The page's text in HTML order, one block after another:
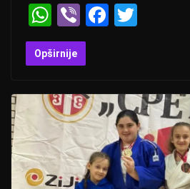
W
h
at
A
p
p
Vi
b
er
F
b
o
o
k
Opširnije